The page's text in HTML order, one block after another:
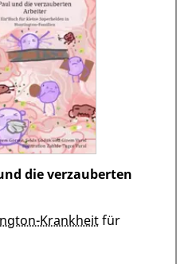
die verzauberten
Krankheitfür